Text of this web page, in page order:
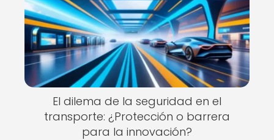
El dilema de la seguridad en el
transporte: ¿Protección o barrera
para la innovación?